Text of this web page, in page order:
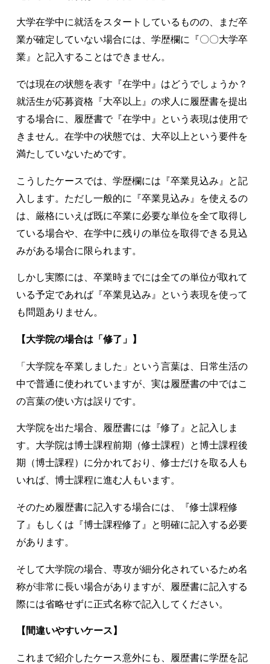
大学在学中に就活をスタートしているものの、まだ卒
業が確定していない場合には、学歴欄に『〇〇大学卒
業』と記入することはできません。
では現在の状態を表す『在学中』はどうでしょうか？
就活生が応募資格『大卒以上』の求人に履歴書を提出
する場合に、履歴書で『在学中』という表現は使用で
きません。在学中の状態では、大卒以上という要件を
満たしていないためです。
こうしたケースでは、学歴欄には『卒業見込み』と記
入します。ただし一般的に『卒業見込み』を使えるの
は、厳格にいえば既に卒業に必要な単位を全て取得し
ている場合や、在学中に残りの単位を取得できる見込
みがある場合に限られます。
しかし実際には、卒業時までには全ての単位が取れて
いる予定であれば『卒業見込み』という表現を使って
も問題ありません。
【大学院の場合は「修了」】
「大学院を卒業しました」という言葉は、日常生活の
中で普通に使われていますが、実は履歴書の中ではこ
の言葉の使い方は誤りです。
大学院を出た場合、履歴書には『修了』と記入しま
す。大学院は博士課程前期（修士課程）と博士課程後
期（博士課程）に分かれており、修士だけを取る人も
いれば、博士課程に進む人もいます。
そのため履歴書に記入する場合には、『修士課程修
了』もしくは『博士課程修了』と明確に記入する必要
があります。
そして大学院の場合、専攻が細分化されているため名
称が非常に長い場合がありますが、履歴書に記入する
際には省略せずに正式名称で記入してください。
【間違いやすいケース】
これまで紹介したケース意外にも、履歴書に学歴を記